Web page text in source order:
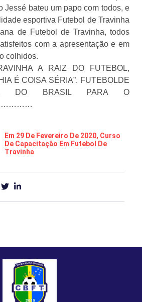
Jessé bateu um papo com todos, e
esportiva Futebol de Travinha
de Futebol de Travinha, todos
com a apresentação e em
colhidos.
A RAIZ DO FUTEBOL,
É COISA SÉRIA”. FUTEBOLDE
DO BRASIL PARA O
Em 29 De Fevereiro De 2020, Curso
De Capacitação Em Futebol De
Travinha